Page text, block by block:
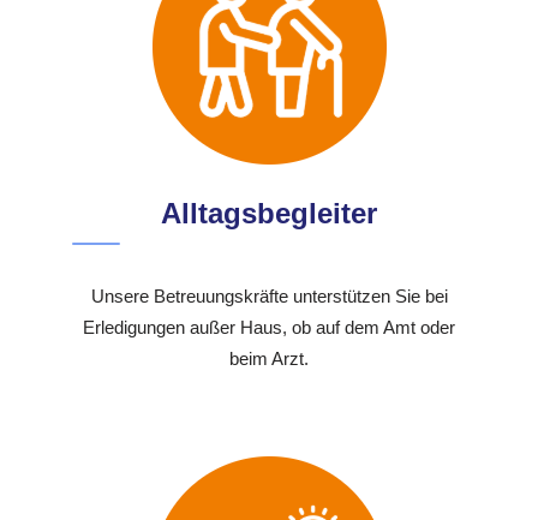
Alltagsbegleiter
Unsere Betreuungskräfte unterstützen Sie bei
Erledigungen außer Haus, ob auf dem Amt oder
beim Arzt.